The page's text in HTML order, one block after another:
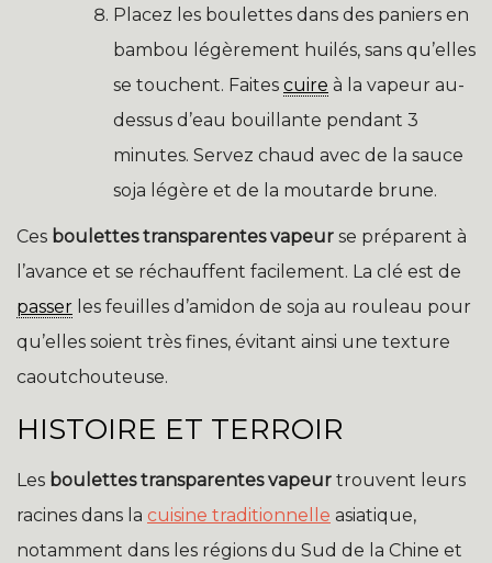
Placez les boulettes dans des paniers en
bambou légèrement huilés, sans qu’elles
se touchent. Faites cuire à la vapeur au-
dessus d’eau bouillante pendant 3
minutes. Servez chaud avec de la sauce
soja légère et de la moutarde brune.
Ces boulettes transparentes vapeur se préparent à
l’avance et se réchauffent facilement. La clé est de
passer les feuilles d’amidon de soja au rouleau pour
qu’elles soient très fines, évitant ainsi une texture
caoutchouteuse.
HISTOIRE ET TERROIR
Les boulettes transparentes vapeur trouvent leurs
racines dans la cuisine traditionnelle asiatique,
notamment dans les régions du Sud de la Chine et